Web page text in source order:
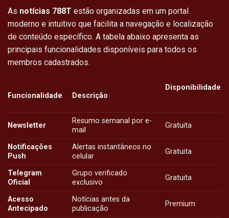
As notícias 788T estão organizadas em um portal
moderno e intuitivo que facilita a navegação e localização
de conteúdo específico. A tabela abaixo apresenta as
principais funcionalidades disponíveis para todos os
membros cadastrados.
Funcionalidade Descrição
Disponibilidade
Newsletter
Resumo semanal por e-
mail
Gratuita
Notificações
Push
Alertas instantâneos no
celular
Gratuita
Telegram
Oficial
Grupo verificado
exclusivo
Gratuita
Acesso
Antecipado
Notícias antes da
publicação
Premium